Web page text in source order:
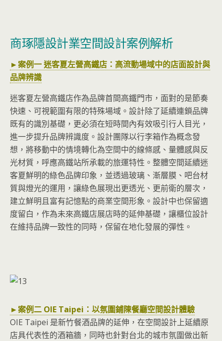
商琢隱設計業空間設計案例解析
►案例一 迷客夏左營高鐵店：高流動場域中的店面設計與
品牌辨識
迷客夏左營高鐵店作為品牌首間高鐵門市，面對的是節奏
快速、可視範圍有限的特殊場域。設計除了延續連鎖品牌
既有的識別基礎，更必須在短時間內有效吸引行人目光，
進一步提升品牌辨識度。設計團隊以行李箱作為概念發
想，將移動中的情境轉化為空間中的線條感、量體感與反
光材質，呼應高鐵站所承載的旅運特性。整體空間延續迷
客夏鮮明的綠色品牌印象，並透過玻璃、漸層膜、吧台材
質與燈光的運用，讓綠色展現出更透光、更前衛的層次，
建立鮮明且富有記憶點的商業空間形象。設計中也保留適
度留白，作為未來高鐵店展店時的延伸基礎，讓櫃位設計
在維持品牌一致性的同時，保留在地化發展的彈性。
►案例二 OIE Taipei：以氛圍鋪陳餐廳空間設計體驗
OIE Taipei 是新竹餐酒品牌的延伸，在空間設計上延續原
店具代表性的酒箱牆，同時也針對台北的城市氛圍做出新